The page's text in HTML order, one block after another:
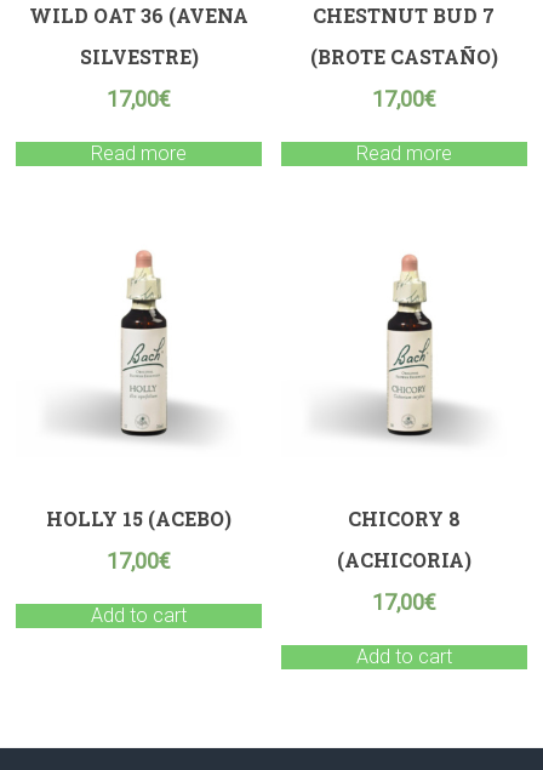
WILD OAT 36 (AVENA
SILVESTRE)
17,00€
Read more
CHESTNUT BUD 7
(BROTE CASTAÑO)
17,00€
Read more
HOLLY 15 (ACEBO)
17,00€
Add to cart
CHICORY 8
(ACHICORIA)
17,00€
Add to cart